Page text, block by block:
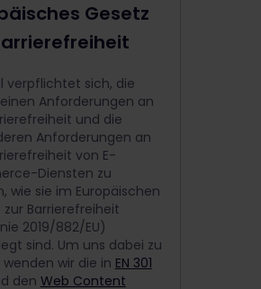
Gesetz
verpflichtet sich, die
Anforderungen an
und die
Anforderungen an
von E-
Diensten zu
wie sie im Europäischen
zur Barrierefreiheit
2019/882/EU)
sind. Um uns dabei zu
wir die in EN 301
den Web Content